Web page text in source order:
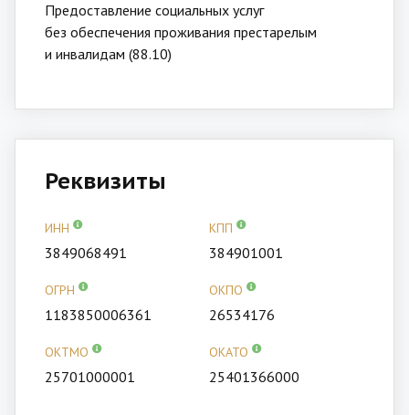
Предоставление социальных услуг
без обеспечения проживания престарелым
и инвалидам (88.10)
Реквизиты
ИНН
3849068491
КПП
384901001
ОГРН
1183850006361
ОКПО
26534176
ОКТМО
25701000001
ОКАТО
25401366000